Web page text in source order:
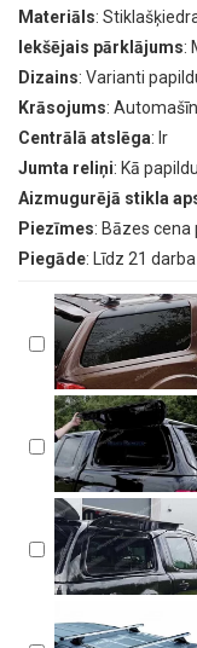
Materiāls:
Iekšējais pārklājums:
Dizains: Varianti
Krāsojums:
Centrālā atslēga: Ir
Jumta reliņi: Kā
Aizmugurējā stikla
Piezīmes: Bāzes
Piegāde: Līdz 21